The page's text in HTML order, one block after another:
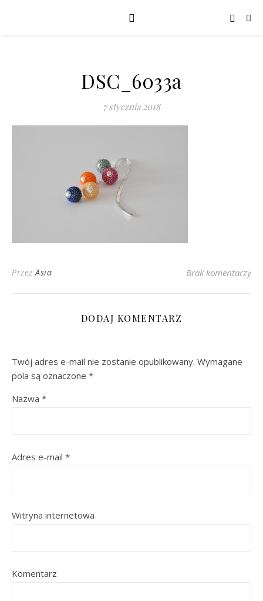
DSC_6033a
7 stycznia 2018
PrzezAsia Brak komentarzy
DODAJ KOMENTARZ
Twój adres e-mail nie zostanie opublikowany. Wymagane
pola są oznaczone *
Nazwa *
Adres e-mail *
Witryna internetowa
Komentarz